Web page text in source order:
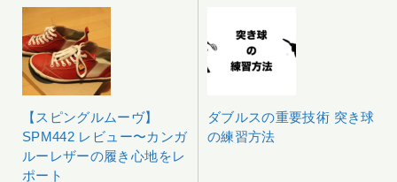
【スピングルムーヴ】
SPM442 レビュー〜カンガ
ルーレザーの履き心地をレ
ポート
ダブルスの重要技術 突き球
の練習方法